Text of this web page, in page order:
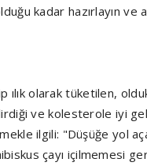
kadar hazırlayın ve
olarak tüketilen,
ve kolesterole iyi
ilgili: "Düşüğe yol
çayı içilmemesi